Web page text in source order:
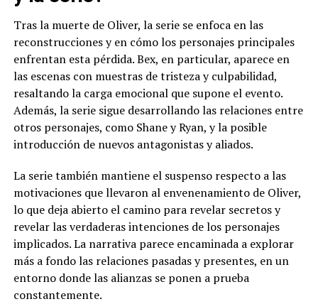
Tras la muerte de Oliver, la serie se enfoca en las
reconstrucciones y en cómo los personajes principales
enfrentan esta pérdida. Bex, en particular, aparece en
las escenas con muestras de tristeza y culpabilidad,
resaltando la carga emocional que supone el evento.
Además, la serie sigue desarrollando las relaciones entre
otros personajes, como Shane y Ryan, y la posible
introducción de nuevos antagonistas y aliados.
La serie también mantiene el suspenso respecto a las
motivaciones que llevaron al envenenamiento de Oliver,
lo que deja abierto el camino para revelar secretos y
revelar las verdaderas intenciones de los personajes
implicados. La narrativa parece encaminada a explorar
más a fondo las relaciones pasadas y presentes, en un
entorno donde las alianzas se ponen a prueba
constantemente.